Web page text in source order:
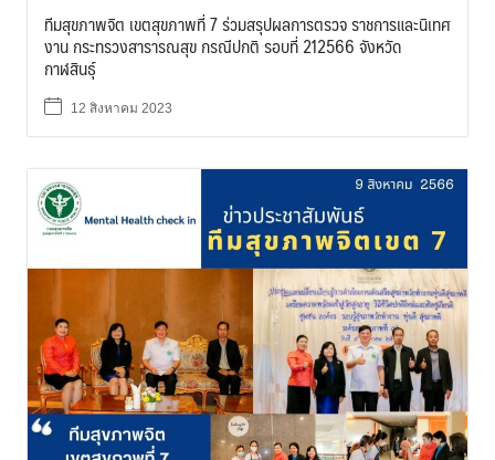
ทีมสุขภาพจิต เขตสุขภาพที่ 7 ร่วมสรุปผลการตรวจ ราชการและนิเทศ
งาน กระทรวงสารารณสุข กรณีปกติ รอบที่ 212566 จังหวัด
กาฬสินธุ์
12 สิงหาคม 2023